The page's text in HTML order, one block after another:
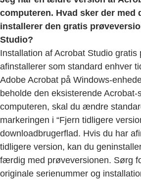
computeren. Hvad sker der med
installerer den gratis
Studio?
Installation af Acrobat Studio gratis
afinstallerer som standard enhver
Adobe Acrobat på Windows-
beholde den eksisterende Acrobat-
computeren, skal du ændre
markeringen i “Fjern tidligere
downloadbrugerflad. Hvis du har
tidligere version, kan du
færdig med prøveversionen. Sørg
originale serienummer og